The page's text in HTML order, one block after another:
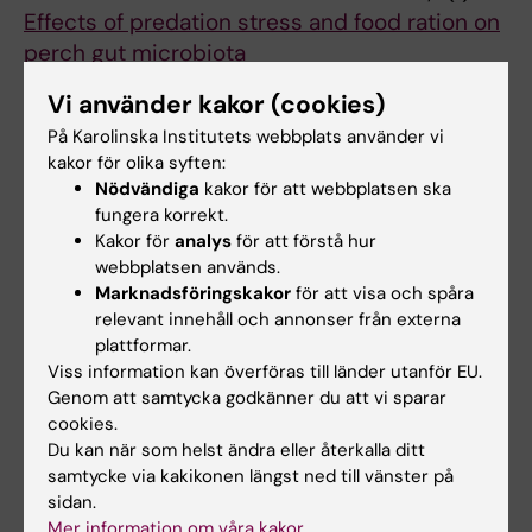
Effects of predation stress and food ration on
perch gut microbiota
JOURNAL ARTICLE:PLOS ONE.
2016;11(5):e0155239
Effects of Dispersal and Initial Diversity on the
Composition and Functional Performance of
Bacterial Communities
Zha Y; Berga M; Comte J; Langenheder S
Alla övriga publikationer
CORRIGENDUM:
e01220
Assessment of
In Vitro and In Silico
Protocols
for Sequence-Based Characterization of the
Vi använder kakor (cookies)
På Karolinska Institutets webbplats använder vi
kakor för olika syften:
Nödvändiga kakor för att webbplatsen ska
fungera korrekt.
Kakor för analys för att förstå hur
webbplatsen används.
Marknadsföringskakor för att visa och spåra
relevant innehåll och annonser från externa
plattformar.
Viss information kan överföras till länder utanför EU.
Genom att samtycka godkänner du att vi sparar
cookies.
Du kan när som helst ändra eller återkalla ditt
samtycke via kakikonen längst ned till vänster på
sidan.